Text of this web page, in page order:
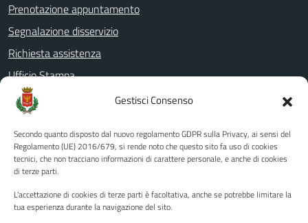
Gestisci Consenso
Secondo quanto disposto dal nuovo regolamento GDPR sulla Privacy, ai sensi del
Regolamento (UE) 2016/679, si rende noto che questo sito fa uso di cookies
tecnici, che non tracciano informazioni di carattere personale, e anche di cookies
di terze parti.
L'accettazione di cookies di terze parti è facoltativa, anche se potrebbe limitare la
tua esperienza durante la navigazione del sito.
Prenotazione appuntamento
Segnalazione disservizio
Richiesta assistenza
Ufficio Stampa
Amministrazione Trasparente
Albo pretorio
Informativa privacy
Note legali
Piano di miglioramento del sito